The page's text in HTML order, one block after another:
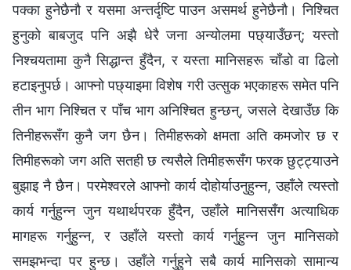
पक्का हुनेछैनौ र यसमा अन्तर्दृष्टि पाउन असमर्थ हुनेछैनौ। निश्चित
हुनुको बाबजुद पनि अझै धेरै जना अन्योलमा पछ्याउँछन्‌; यस्तो
निश्चयतामा कुनै सिद्धान्त हुँदैन, र यस्ता मानिसहरू चाँडो वा ढिलो
हटाइनुपर्छ। आफ्नो पछ्याइमा विशेष गरी उत्सुक भएकाहरू समेत पनि
तीन भाग निश्चित र पाँच भाग अनिश्चित हुन्छन्‌, जसले देखाउँछ कि
तिनीहरूसँग कुनै जग छैन। तिमीहरूको क्षमता अति कमजोर छ र
तिमीहरूको जग अति सतही छ त्यसैले तिमीहरूसँग फरक छुट्ट्याउने
बुझाइ नै छैन। परमेश्‍वरले आफ्नो कार्य दोहोर्याउनुहुन्न, उहाँले त्यस्तो
कार्य गर्नुहुन्न जुन यथार्थपरक हुँदैन, उहाँले मानिससँग अत्याधिक
मागहरू गर्नुहुन्न, र उहाँले यस्तो कार्य गर्नुहुन्न जुन मानिसको
समझभन्दा पर हुन्छ। उहाँले गर्नुहुने सबै कार्य मानिसको सामान्य